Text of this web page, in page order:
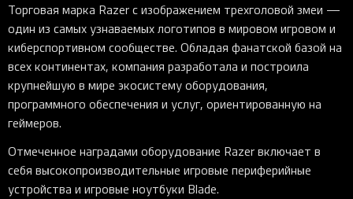
Торговая марка Razer с изображением трехголовой змеи —
один из самых узнаваемых логотипов в мировом игровом и
киберспортивном сообществе. Обладая фанатской базой на
всех континентах, компания разработала и построила
крупнейшую в мире экосистему оборудования,
программного обеспечения и услуг, ориентированную на
геймеров.
Отмеченное наградами оборудование Razer включает в
себя высокопроизводительные игровые периферийные
устройства и игровые ноутбуки Blade.